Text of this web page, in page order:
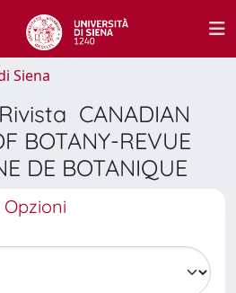
Siena
CANADIAN
BOTANY-REVUE
DE BOTANIQUE
Opzioni